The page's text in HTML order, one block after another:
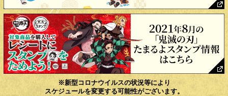
※新型コロナウイルスの状況等により
スケジュールを変更する可能性がございます。